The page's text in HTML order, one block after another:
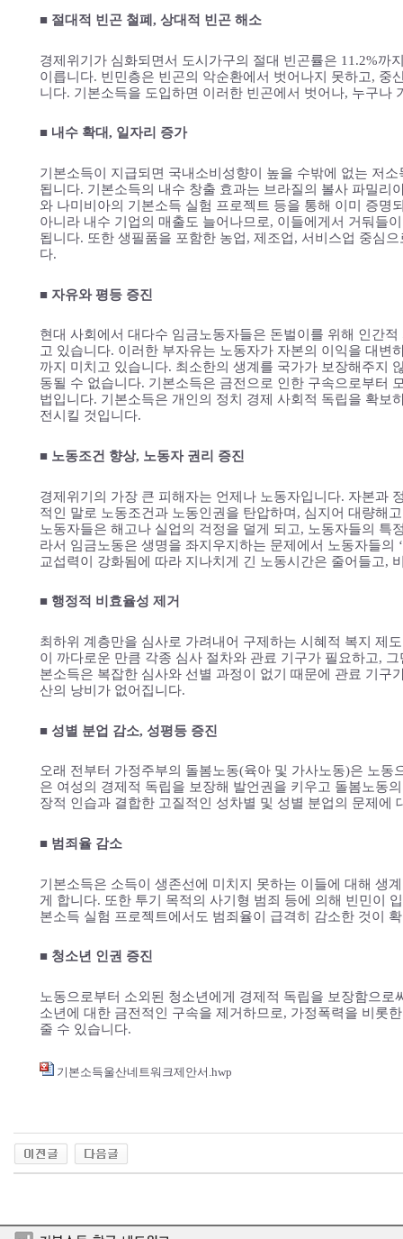
■ 절대적 빈곤 철폐, 상대적 빈곤 해소
경제위기가 심화되면서 도시가구의 절대 빈곤률은 11.2%까
이릅니다. 빈민층은 빈곤의 악순환에서 벗어나지 못하고, 중
니다. 기본소득을 도입하면 이러한 빈곤에서 벗어나, 누구나
■ 내수 확대, 일자리 증가
기본소득이 지급되면 국내소비성향이 높을 수밖에 없는 저
됩니다. 기본소득의 내수 창출 효과는 브라질의 볼사 파밀리
와 나미비아의 기본소득 실험 프로젝트 등을 통해 이미 증명
아니라 내수 기업의 매출도 늘어나므로, 이들에게서 거둬들
됩니다. 또한 생필품을 포함한 농업, 제조업, 서비스업 중심
다.
■ 자유와 평등 증진
현대 사회에서 대다수 임금노동자들은 돈벌이를 위해 인간
고 있습니다. 이러한 부자유는 노동자가 자본의 이익을 대변
까지 미치고 있습니다. 최소한의 생계를 국가가 보장해주지
동될 수 없습니다. 기본소득은 금전으로 인한 구속으로부터
법입니다. 기본소득은 개인의 정치 경제 사회적 독립을 확보
전시킬 것입니다.
■ 노동조건 향상, 노동자 권리 증진
경제위기의 가장 큰 피해자는 언제나 노동자입니다. 자본과
적인 말로 노동조건과 노동인권을 탄압하며, 심지어 대량해
노동자들은 해고나 실업의 걱정을 덜게 되고, 노동자들의 특
라서 임금노동은 생명을 좌지우지하는 문제에서 노동자들의
교섭력이 강화됨에 따라 지나치게 긴 노동시간은 줄어들고,
■ 행정적 비효율성 제거
최하위 계층만을 심사로 가려내어 구제하는 시혜적 복지 제
이 까다로운 만큼 각종 심사 절차와 관료 기구가 필요하고,
본소득은 복잡한 심사와 선별 과정이 없기 때문에 관료 기구
산의 낭비가 없어집니다.
■ 성별 분업 감소, 성평등 증진
오래 전부터 가정주부의 돌봄노동(육아 및 가사노동)은 노
은 여성의 경제적 독립을 보장해 발언권을 키우고 돌봄노동
장적 인습과 결합한 고질적인 성차별 및 성별 분업의 문제에
■ 범죄율 감소
기본소득은 소득이 생존선에 미치지 못하는 이들에 대해 생
게 합니다. 또한 투기 목적의 사기형 범죄 등에 의해 빈민이
본소득 실험 프로젝트에서도 범죄율이 급격히 감소한 것이
■ 청소년 인권 증진
노동으로부터 소외된 청소년에게 경제적 독립을 보장함으
소년에 대한 금전적인 구속을 제거하므로, 가정폭력을 비롯
줄 수 있습니다.
기본소득울산네트워크제안서.hwp